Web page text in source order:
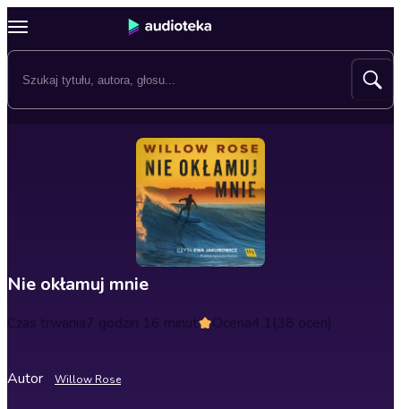
Nie okłamuj mnie
Czas trwania7 godzin 16 minut Ocena4.1(38 ocen)
Autor Willow Rose